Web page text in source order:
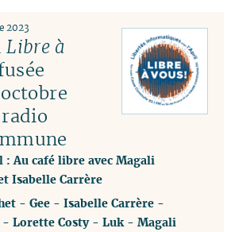
Libre à
Au café libre avec Magali
Isabelle Carrère
2023
-Gee -Isabelle Carrère -
-Lorette Costy-Luk -Magali